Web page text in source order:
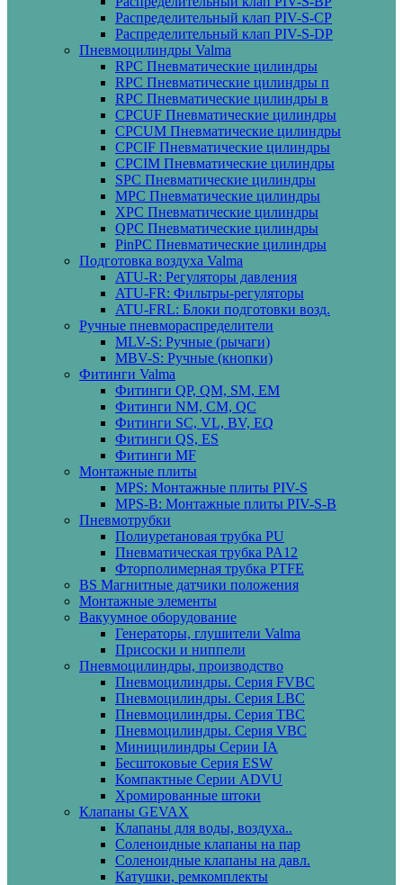
Распределительный клап PIV-S-СP
Распределительный клап PIV-S-DP
Пневмоцилиндры Valma
RPC Пневматические цилиндры
RPC Пневматические цилиндры п
RPC Пневматические цилиндры в
CPCUF Пневматические цилиндры
CPCUM Пневматические цилиндры
CPCIF Пневматические цилиндры
CPCIM Пневматические цилиндры
SPC Пневматические цилиндры
MPC Пневматические цилиндры
XPC Пневматические цилиндры
QPC Пневматические цилиндры
PinPC Пневматические цилиндры
Подготовка воздуха Valma
ATU-R: Регуляторы давления
ATU-FR: Фильтры-регуляторы
ATU-FRL: Блоки подготовки возд.
Ручные пневмораспределители
MLV-S: Ручные (рычаги)
MBV-S: Ручные (кнопки)
Фитинги Valma
Фитинги QP, QM, SM, EM
Фитинги NM, CM, QC
Фитинги SC, VL, BV, EQ
Фитинги QS, ES
Фитинги MF
Монтажные плиты
MPS: Монтажные плиты PIV-S
MPS-B: Монтажные плиты PIV-S-B
Пневмотрубки
Полиуретановая трубка PU
Пневматическая трубка PA12
Фторполимерная трубка PTFE
BS Магнитные датчики положения
Монтажные элементы
Вакуумное оборудование
Генераторы, глушители Valma
Присоски и ниппели
Пневмоцилиндры, производство
Пневмоцилиндры. Серия FVBC
Пневмоцилиндры. Серия LBC
Пневмоцилиндры. Серия TBC
Пневмоцилиндры. Серия VBC
Миницилиндры Cерии IA
Бесштоковые Серия ESW
Компактные Серии ADVU
Хромированные штоки
Клапаны GEVAX
Клапаны для воды, воздуха..
Соленоидные клапаны на пар
Соленоидные клапаны на давл.
Катушки, ремкомплекты